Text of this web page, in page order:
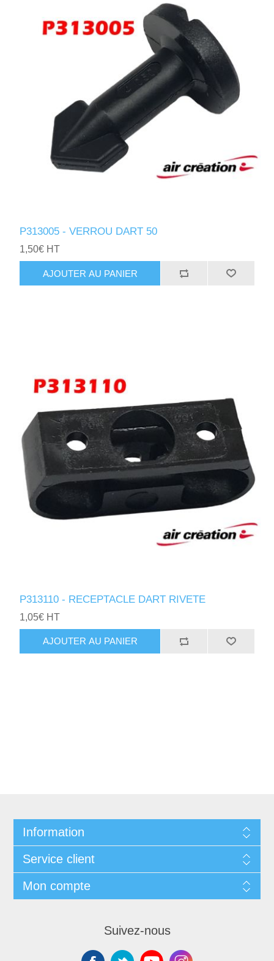
P313005 - VERROU DART 50
1,50€ HT
AJOUTER AU PANIER
P313110 - RECEPTACLE DART RIVETE
1,05€ HT
AJOUTER AU PANIER
Information
Service client
Mon compte
Suivez-nous